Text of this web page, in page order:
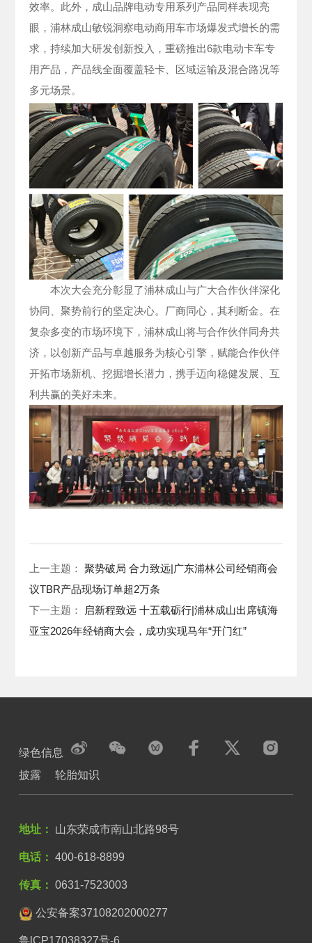
效率。此外，成山品牌电动专用系列产品同样表现亮
眼，浦林成山敏锐洞察电动商用车市场爆发式增长的需
求，持续加大研发创新投入，重磅推出6款电动卡车专
用产品，产品线全面覆盖轻卡、区域运输及混合路况等
多元场景。
本次大会充分彰显了浦林成山与广大合作伙伴深化
协同、聚势前行的坚定决心。厂商同心，其利断金。在
复杂多变的市场环境下，浦林成山将与合作伙伴同舟共
济，以创新产品与卓越服务为核心引擎，赋能合作伙伴
开拓市场新机、挖掘增长潜力，携手迈向稳健发展、互
利共赢的美好未来。
上一主题：聚势破局 合力致远|广东浦林公司经销商会
议TBR产品现场订单超2万条
下一主题： 启新程致远 十五载砺行|浦林成山出席镇海
亚宝2026年经销商大会，成功实现马年“开门红”
绿色信息
披露
轮胎知识
地址： 山东荣成市南山北路98号
电话： 400-618-8899
传真： 0631-7523003
公安备案37108202000277